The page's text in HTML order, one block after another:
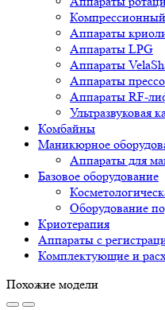
Аппараты
Аппараты LPG
Аппараты
Аппараты
Аппараты RF-
Ультразвуковая
Комбайны
Маникюрное
Аппараты для
Базовое оборудование
Оборудование
Криотерапия
Аппараты c
Комплектующие и
Похожие модели